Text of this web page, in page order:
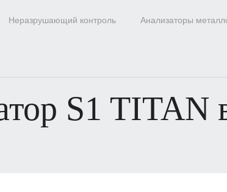
Неразрушающий контроль Анализаторы
S1 TITAN